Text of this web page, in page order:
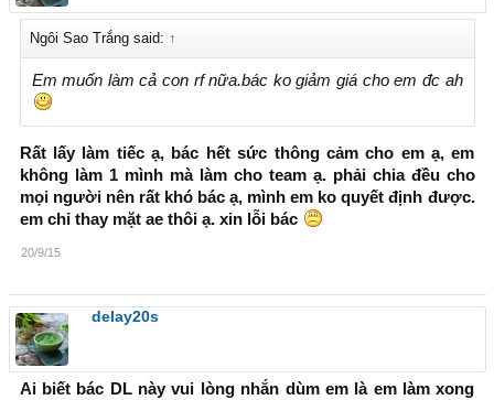
Ngôi Sao Trắng said: ↑
Em muốn làm cả con rf nữa.bác ko giảm giá cho em đc ah
Rất lấy làm tiếc ạ, bác hết sức thông cảm cho em ạ, em
không làm 1 mình mà làm cho team ạ. phải chia đều cho
mọi người nên rất khó bác ạ, mình em ko quyết định được.
em chỉ thay mặt ae thôi ạ. xin lỗi bác
20/9/15
delay20s
Ai biết bác DL này vui lòng nhắn dùm em là em làm xong